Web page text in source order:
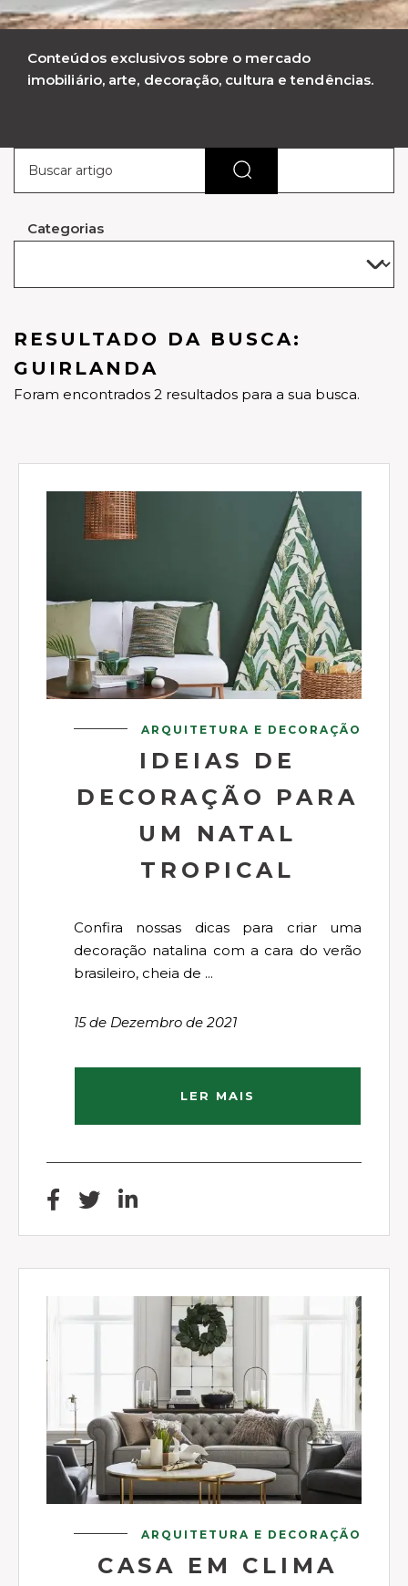
Conteúdos exclusivos sobre o mercado
imobiliário, arte, decoração, cultura e tendências.
Categorias
RESULTADO DA BUSCA:
GUIRLANDA
Foram encontrados 2 resultados para a sua busca.
ARQUITETURA E DECORAÇÃO
IDEIAS DE
DECORAÇÃO PARA
UM NATAL
TROPICAL
Confira nossas dicas para criar uma
decoração natalina com a cara do verão
brasileiro, cheia de ...
15 de Dezembro de 2021
LER MAIS
ARQUITETURA E DECORAÇÃO
CASA EM CLIMA